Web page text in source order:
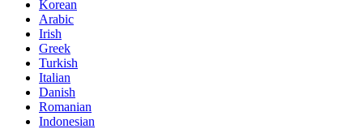
Korean
Arabic
Irish
Greek
Turkish
Italian
Danish
Romanian
Indonesian